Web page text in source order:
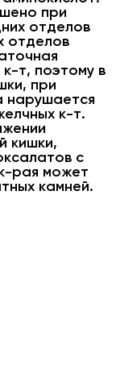
при
отделов
отделов
т, поэтому в
при
нарушается
к-т.
кишки,
с
рая может
камней.